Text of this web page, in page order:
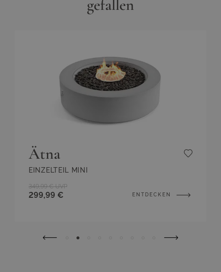
gefallen
Ätna
EINZELTEIL MINI
299,99 €
349,99 € UVP
ENTDECKEN